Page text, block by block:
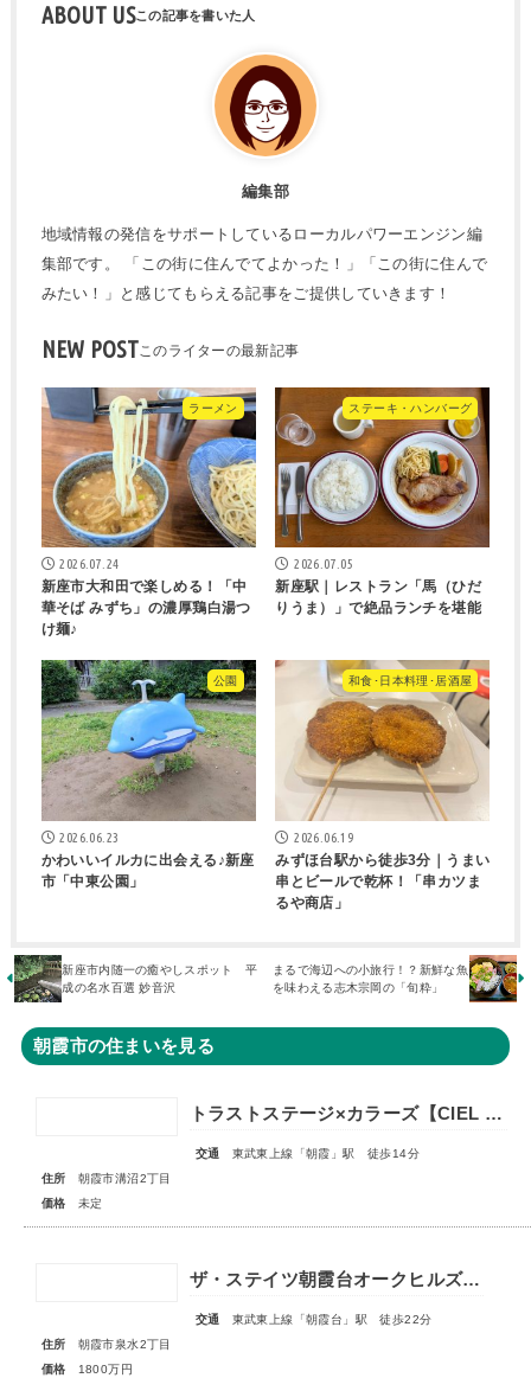
ABOUT US
編集部
地域情報の発信をサポートしているローカルパワーエンジン編
集部です。 「この街に住んでてよかった！」「この街に住んで
みたい！」と感じてもらえる記事をご提供していきます！
NEW POST
ラーメン
2026.07.24
新座市大和田で楽しめる！「中
華そば みずち」の濃厚鶏白湯つ
け麺♪
ステーキ・ハンバーグ
2026.07.05
新座駅｜レストラン「馬（ひだ
りうま）」で絶品ランチを堪能
公園
2026.06.23
かわいいイルカに出会える♪新座
市「中東公園」
和食･日本料理･居酒屋
2026.06.19
みずほ台駅から徒歩3分｜うまい
串とビールで乾杯！「串カツま
るや商店」
新座市内随一の癒やしスポット 平
成の名水百選 妙音沢
まるで海辺への小旅行！？新鮮な魚
を味わえる志木宗岡の「旬粋」
朝霞市の住まいを見る
トラストステージ×カラーズ【CIEL VILLA】朝霞市溝沼2丁目21期 全4棟◆販売予告◆
交通
東武東上線「朝霞」駅 徒歩14分
住所
朝霞市溝沼2丁目
価格
未定
ザ・ステイツ朝霞台オークヒルズ 1階部分
交通
東武東上線「朝霞台」駅 徒歩22分
住所
朝霞市泉水2丁目
価格
1800万円